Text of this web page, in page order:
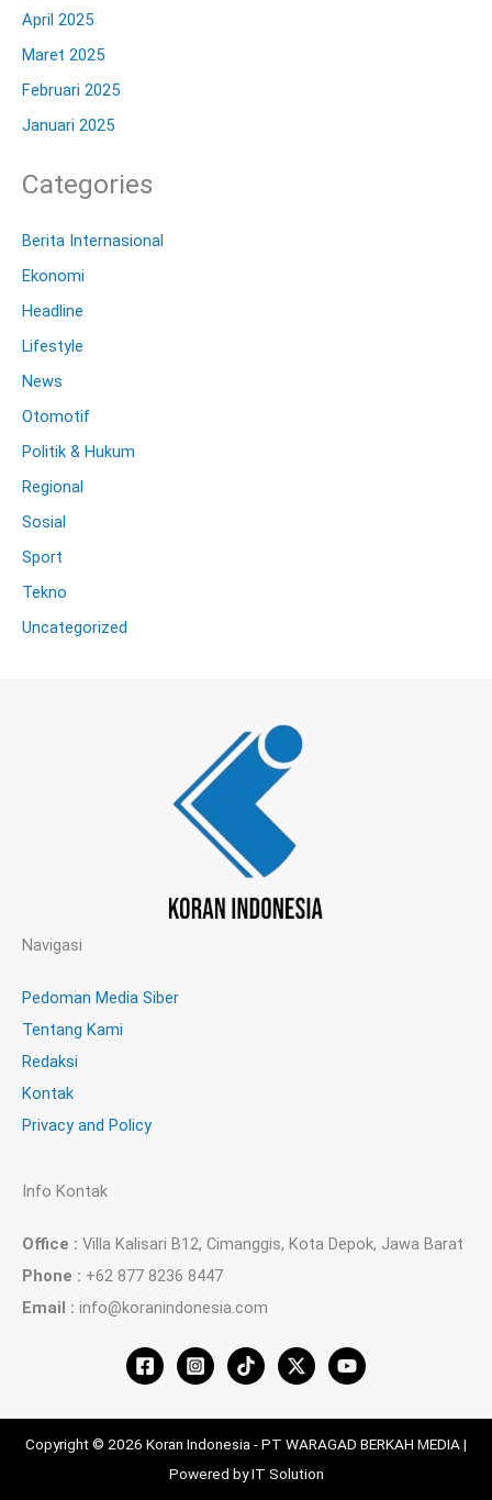
April 2025
Maret 2025
Februari 2025
Januari 2025
Categories
Berita Internasional
Ekonomi
Headline
Lifestyle
News
Otomotif
Politik & Hukum
Regional
Sosial
Sport
Tekno
Uncategorized
Navigasi
Pedoman Media Siber
Tentang Kami
Redaksi
Kontak
Privacy and Policy
Info Kontak
Office : Villa Kalisari B12, Cimanggis, Kota Depok, Jawa Barat
Phone : +62 877 8236 8447
Email : info@koranindonesia.com
Copyright © 2026 Koran Indonesia - PT WARAGAD BERKAH MEDIA |
Powered by IT Solution